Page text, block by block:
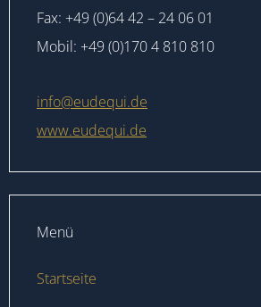
Fax: +49 (0)64 42 – 24 06 01
Mobil: +49 (0)170 4 810 810
info@eudequi.de
www.eudequi.de
Menü
Startseite